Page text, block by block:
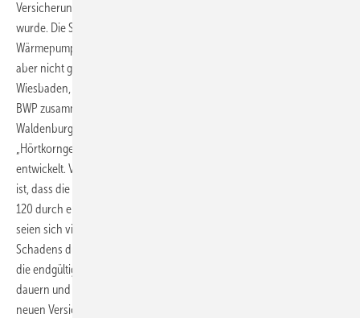
Versicherung gegen Schäden durch Bohrmaßnahmen aufgelegt
wurde. Die Statistik bei den rund 250 000 erdgekoppelten
Wärmepumpen zeige, dass Schäden rund ums Bohrloch sehr selten,
aber nicht ganz auszuschließen seien, wie die Projekte in Staufen,
Wiesbaden, Schorndorf und Leonberg zeigten. Deshalb habe der
BWP zusammen mit dem Versicherungsmakler Dr. Hörtkorn und der
Waldenburger Versicherung (Würth-Gruppe) die Spezialversicherung
„Hörtkorngeothermie“ für die oberflächennahe Geothermie-Bohrung
entwickelt. Voraussetzung für ein Greifen des Versicherungsschutzes
ist, dass die Bohrarbeiten auf der Basis des DVGW-Arbeitsblattes W
120 durch ein zertifiziertes Unternehmen durchgeführt werden. Leider
seien sich viele Bauherren nicht bewusst, dass sie im Falle eines
Schadens durch Bohrarbeiten zunächst die volle Haftung tragen, bis
die endgültige Schuldfrage geklärt ist. Das könne mehrere Jahre
dauern und den Bauherrn in den Ruin treiben. Die Besonderheit der
neuen Versicherungslösung liege darin, dass sie